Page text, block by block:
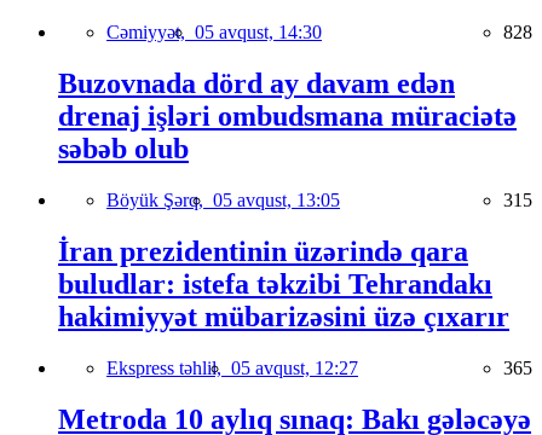
Cəmiyyət, 05 avqust, 14:30 828
Buzovnada dörd ay davam edən
drenaj işləri ombudsmana müraciətə
səbəb olub
Böyük Şərq, 05 avqust, 13:05 315
İran prezidentinin üzərində qara
buludlar: istefa təkzibi Tehrandakı
hakimiyyət mübarizəsini üzə çıxarır
Ekspress təhlil, 05 avqust, 12:27 365
Metroda 10 aylıq sınaq: Bakı gələcəyə